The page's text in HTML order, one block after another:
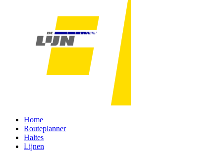
Home
Routeplanner
Haltes
Lijnen